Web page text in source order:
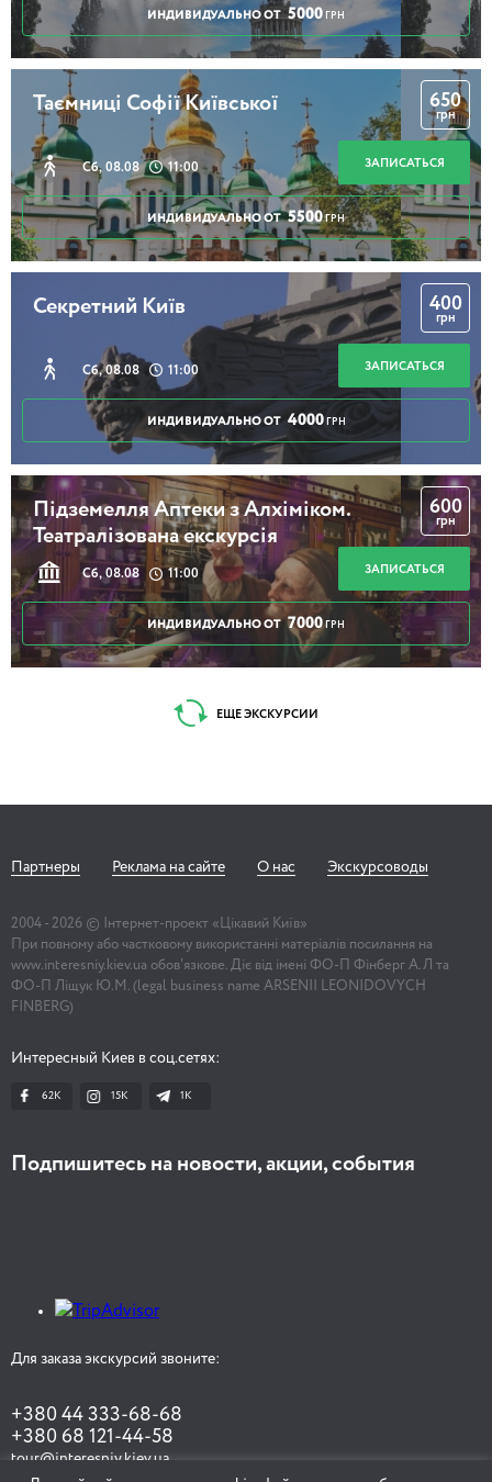
ИНДИВИДУАЛЬНО ОТ 5000 ГРН
Таємниці Софії Київської
Сб, 08.08 11:00
650
грн
ЗАПИСАТЬСЯ
ИНДИВИДУАЛЬНО ОТ 5500 ГРН
Секретний Київ
Сб, 08.08 11:00
400
грн
ЗАПИСАТЬСЯ
ИНДИВИДУАЛЬНО ОТ 4000 ГРН
Підземелля Аптеки з Алхіміком.
Театралізована екскурсія
Сб, 08.08 11:00
600
грн
ЗАПИСАТЬСЯ
ИНДИВИДУАЛЬНО ОТ 7000 ГРН
ЕЩЕ ЭКСКУРСИИ
Партнеры Реклама на сайте О нас Экскурсоводы
2004 - 2026 © Інтернет-проект «Цікавий Київ»
При повному або частковому використанні матеріалів посилання на
www.interesniy.kiev.ua обов'язкове. Діє від імені ФО-П Фінберг А.Л та
ФО-П Ліщук Ю.М. (legal business name ARSENII LEONIDOVYCH
FINBERG)
Интересный Киев в соц.сетях:
62K 15K 1К
Подпишитесь на новости, акции, события
Для заказа экскурсий звоните:
+380 44 333-68-68
+380 68 121-44-58
tour@interesniy.kiev.ua